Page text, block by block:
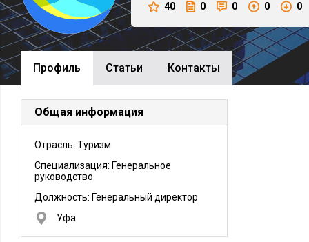
40 0 0 0 0
Профиль Cтатьи Контакты
Общая информация
Отрасль: Туризм
Специализация: Генеральное
руководство
Должность: Генеральный директор
Уфа